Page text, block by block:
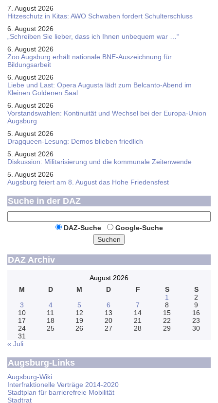
7. August 2026
Hitzeschutz in Kitas: AWO Schwaben fordert Schulterschluss
6. August 2026
„Schreiben Sie lieber, dass ich Ihnen unbequem war …“
6. August 2026
Zoo Augsburg erhält nationale BNE-Auszeichnung für
Bildungsarbeit
6. August 2026
Liebe und Last: Opera Augusta lädt zum Belcanto-Abend im
Kleinen Goldenen Saal
6. August 2026
Vorstandswahlen: Kontinuität und Wechsel bei der Europa-Union
Augsburg
5. August 2026
Dragqueen-Lesung: Demos blieben friedlich
5. August 2026
Diskussion: Mi­li­ta­ri­sie­rung und die kommunale Zeitenwende
5. August 2026
Augsburg feiert am 8. August das Hohe Friedensfest
Suche in der DAZ
DAZ-Suche
Google-Suche
Suchen
DAZ Archiv
August 2026
M
D M D F S
S
1
2
3
4 5 6 7 8
9
10
11 12 13 14 15
16
17
18 19 20 21 22
23
24
25 26 27 28 29
30
31
« Juli
Augsburg-Links
Augsburg-Wiki
Interfraktionelle Verträge 2014-2020
Stadtplan für barrierefreie Mobilität
Stadtrat